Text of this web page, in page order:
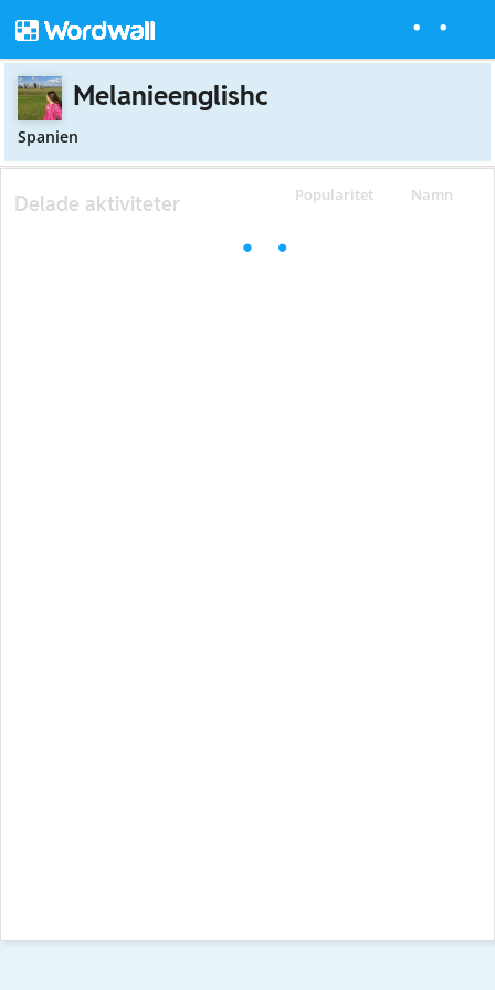
Melanieenglishc
Spanien
Popularitet Namn
Delade aktiviteter